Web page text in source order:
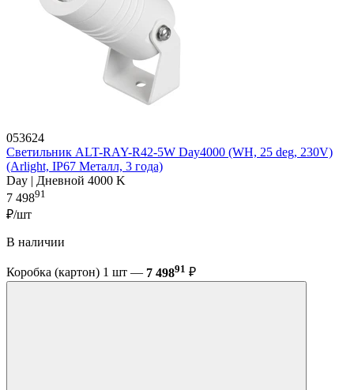
053624
Светильник ALT-RAY-R42-5W Day4000 (WH, 25 deg, 230V)
(Arlight, IP67 Металл, 3 года)
Day | Дневной 4000 K
7 49891
₽/шт
В наличии
Коробка (картон) 1 шт — 7 49891 ₽